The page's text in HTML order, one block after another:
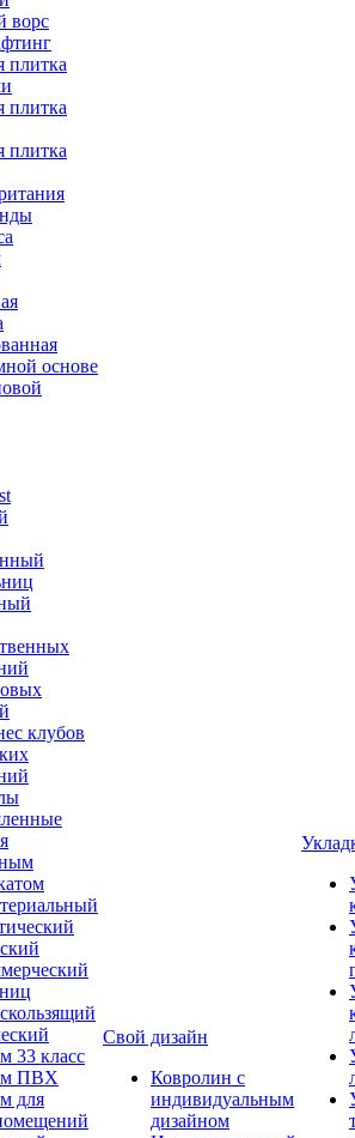
ворс
плитка
плитка
плитка
основе
клубов
33 класс
ПВХ
для
Свой дизайн
Ковролин с
индивидуальным
дизайном